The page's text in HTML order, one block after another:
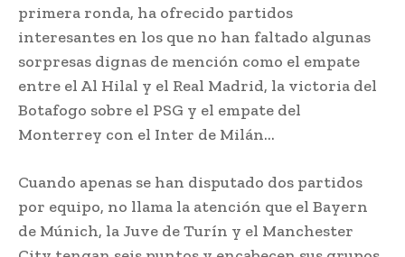
primera ronda, ha ofrecido partidos
interesantes en los que no han faltado algunas
sorpresas dignas de mención como el empate
entre el Al Hilal y el Real Madrid, la victoria del
Botafogo sobre el PSG y el empate del
Monterrey con el Inter de Milán…
Cuando apenas se han disputado dos partidos
por equipo, no llama la atención que el Bayern
de Múnich, la Juve de Turín y el Manchester